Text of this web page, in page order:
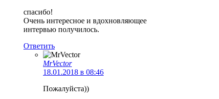
спасибо!
Очень интересное и вдохновляющее
интервью получилось.
Ответить
MrVector
18.01.2018 в 08:46
Пожалуйста))